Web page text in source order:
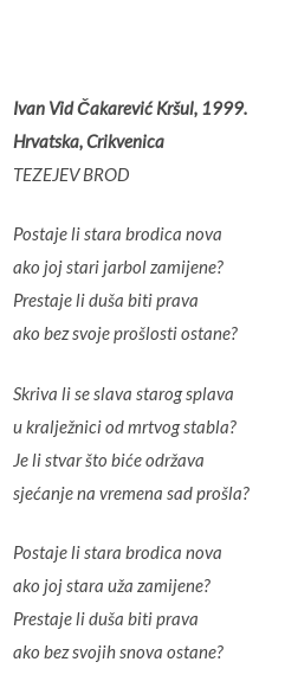
Ivan Vid Čakarević Kršul, 1999.
Hrvatska, Crikvenica
TEZEJEV BROD
Postaje li stara brodica nova
ako joj stari jarbol zamijene?
Prestaje li duša biti prava
ako bez svoje prošlosti ostane?
Skriva li se slava starog splava
u kralježnici od mrtvog stabla?
Je li stvar što biće održava
sjećanje na vremena sad prošla?
Postaje li stara brodica nova
ako joj stara uža zamijene?
Prestaje li duša biti prava
ako bez svojih snova ostane?